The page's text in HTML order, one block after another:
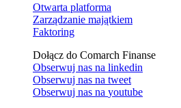
Otwarta platforma
Zarządzanie majątkiem
Faktoring
Dołącz do Comarch Finanse
Obserwuj nas na linkedin
Obserwuj nas na tweet
Obserwuj nas na youtube